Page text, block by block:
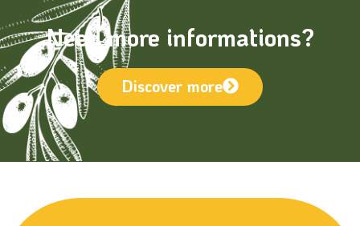
Need more informations?
Discover more